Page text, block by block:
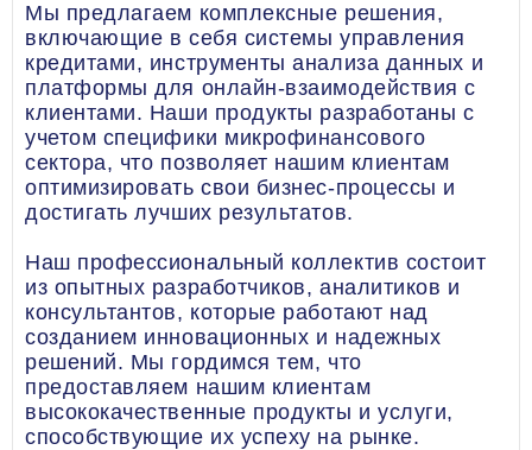
Мы предлагаем комплексные решения,
включающие в себя системы управления
кредитами, инструменты анализа данных и
платформы для онлайн-взаимодействия с
клиентами. Наши продукты разработаны с
учетом специфики микрофинансового
сектора, что позволяет нашим клиентам
оптимизировать свои бизнес-процессы и
достигать лучших результатов.
Наш профессиональный коллектив состоит
из опытных разработчиков, аналитиков и
консультантов, которые работают над
созданием инновационных и надежных
решений. Мы гордимся тем, что
предоставляем нашим клиентам
высококачественные продукты и услуги,
способствующие их успеху на рынке.